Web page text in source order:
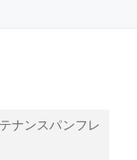
ナンスパンフレ